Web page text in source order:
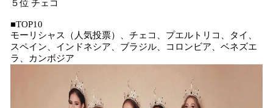
５位 チェコ
■TOP10
モーリシャス（人気投票）、チェコ、プエルトリコ、タイ、
スペイン、インドネシア、ブラジル、コロンビア、ベネズエ
ラ、カンボジア